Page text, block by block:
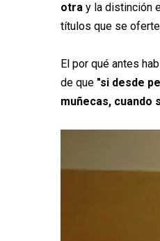
otra y la distinción
títulos que se
El por qué antes
de que "si desde
muñecas, cuando